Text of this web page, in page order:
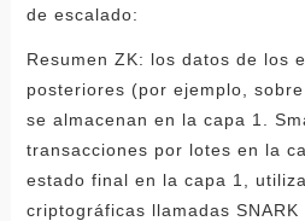
de escalado:
Resumen ZK: los datos de los
posteriores (por ejemplo,
se almacenan en la capa 1.
transacciones por lotes en la
estado final en la capa 1,
criptográficas llamadas